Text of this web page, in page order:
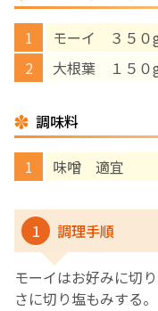
モーイ ３５０
大根葉 １５０
調味料
味噌 適宜
1 調理手順
モーイはお好みに切
さに切り塩もみする。
‘さんルーム
遠方にお住まい